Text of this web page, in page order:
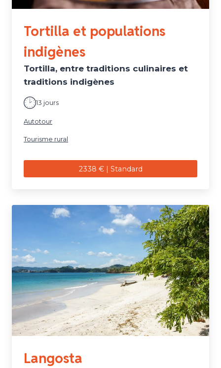
Tortilla et populations
indigènes
Tortilla, entre traditions culinaires et
traditions indigènes
13 jours
Autotour
Tourisme rural
2338 € | Standard
Langosta